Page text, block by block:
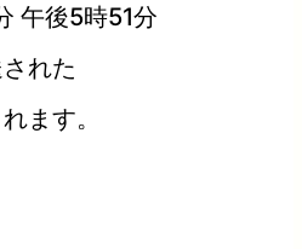
午後5時51分
れた
ます。